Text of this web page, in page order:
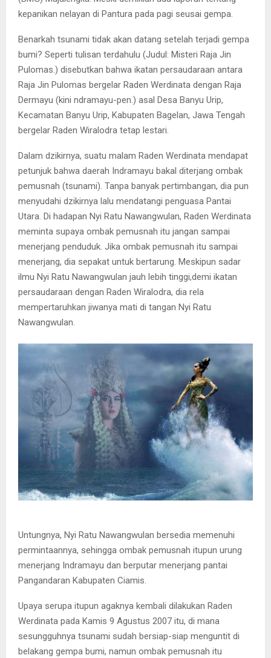
kepanikan nelayan di Pantura pada pagi seusai gempa.
Benarkah tsunami tidak akan datang setelah terjadi gempa
bumi? Seperti tulisan terdahulu (Judul: Misteri Raja Jin
Pulomas.) disebutkan bahwa ikatan persaudaraan antara
Raja Jin Pulomas bergelar Raden Werdinata dengan Raja
Dermayu (kini ndramayu-pen.) asal Desa Banyu Urip,
Kecamatan Banyu Urip, Kabupaten Bagelan, Jawa Tengah
bergelar Raden Wiralodra tetap lestari.
Dalam dzikirnya, suatu malam Raden Werdinata mendapat
petunjuk bahwa daerah Indramayu bakal diterjang ombak
pemusnah (tsunami). Tanpa banyak pertimbangan, dia pun
menyudahi dzikirnya lalu mendatangi penguasa Pantai
Utara. Di hadapan Nyi Ratu Nawangwulan, Raden Werdinata
meminta supaya ombak pemusnah itu jangan sampai
menerjang penduduk. Jika ombak pemusnah itu sampai
menerjang, dia sepakat untuk bertarung. Meskipun sadar
ilmu Nyi Ratu Nawangwulan jauh lebih tinggi,demi ikatan
persaudaraan dengan Raden Wiralodra, dia rela
mempertaruhkan jiwanya mati di tangan Nyi Ratu
Nawangwulan.
Untungnya, Nyi Ratu Nawangwulan bersedia memenuhi
permintaannya, sehingga ombak pemusnah itupun urung
menerjang Indramayu dan berputar menerjang pantai
Pangandaran Kabupaten Ciamis.
Upaya serupa itupun agaknya kembali dilakukan Raden
Werdinata pada Kamis 9 Agustus 2007 itu, di mana
sesungguhnya tsunami sudah bersiap-siap menguntit di
belakang gempa bumi, namun ombak pemusnah itu